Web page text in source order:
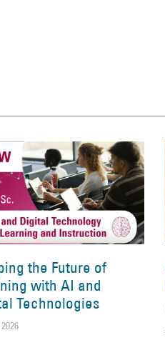
the Future of
with AI and
Technologies